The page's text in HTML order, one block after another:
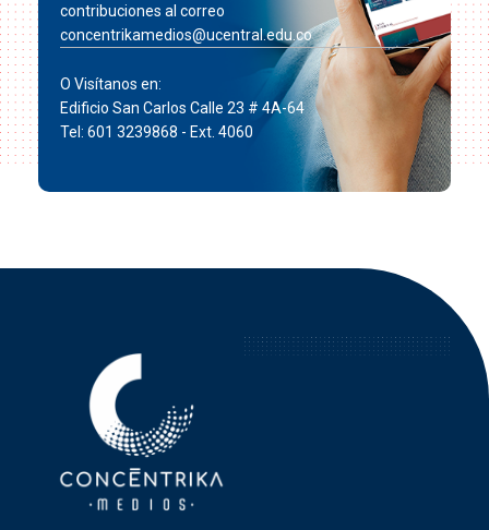
contribuciones al correo
concentrikamedios@ucentral.edu.co
O Visítanos en:
Edificio San Carlos Calle 23 # 4A-64
Tel: 601 3239868 - Ext. 4060